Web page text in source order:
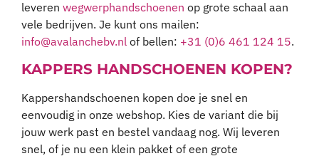
leveren wegwerphandschoenen op grote schaal aan
vele bedrijven. Je kunt ons mailen:
info@avalanchebv.nl of bellen: +31 (0)6 461 124 15.
KAPPERS HANDSCHOENEN KOPEN?
Kappershandschoenen kopen doe je snel en
eenvoudig in onze webshop. Kies de variant die bij
jouw werk past en bestel vandaag nog. Wij leveren
snel, of je nu een klein pakket of een grote